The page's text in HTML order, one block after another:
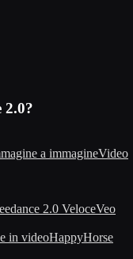
2.0?
a immagineVideo
2.0 VeloceVeo
in videoHappyHorse